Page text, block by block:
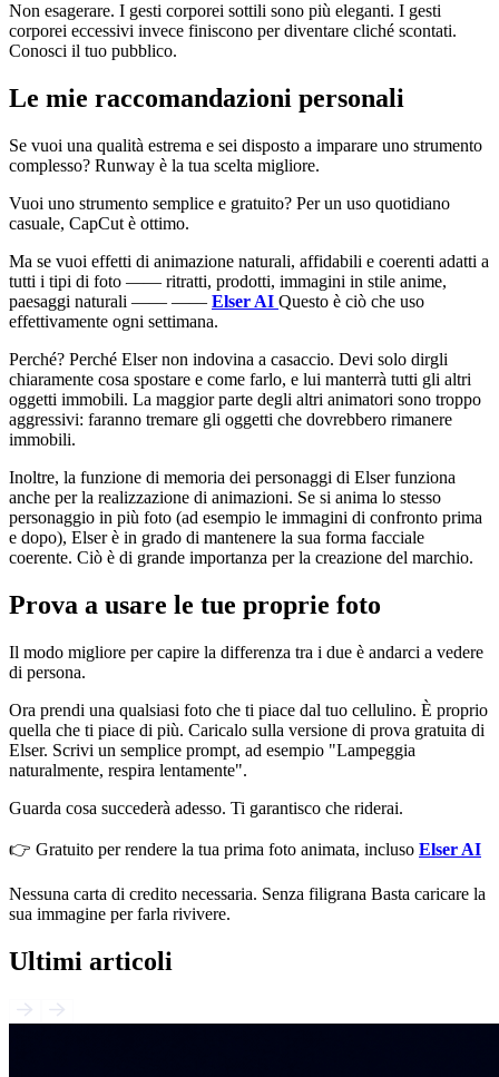
Non esagerare. I gesti corporei sottili sono più eleganti. I gesti
corporei eccessivi invece finiscono per diventare cliché scontati.
Conosci il tuo pubblico.
Le mie raccomandazioni personali
Se vuoi una qualità estrema e sei disposto a imparare uno strumento
complesso? Runway è la tua scelta migliore.
Vuoi uno strumento semplice e gratuito? Per un uso quotidiano
casuale, CapCut è ottimo.
Ma se vuoi effetti di animazione naturali, affidabili e coerenti adatti a
tutti i tipi di foto —— ritratti, prodotti, immagini in stile anime,
paesaggi naturali —— —— Elser AI Questo è ciò che uso
effettivamente ogni settimana.
Perché? Perché Elser non indovina a casaccio. Devi solo dirgli
chiaramente cosa spostare e come farlo, e lui manterrà tutti gli altri
oggetti immobili. La maggior parte degli altri animatori sono troppo
aggressivi: faranno tremare gli oggetti che dovrebbero rimanere
immobili.
Inoltre, la funzione di memoria dei personaggi di Elser funziona
anche per la realizzazione di animazioni. Se si anima lo stesso
personaggio in più foto (ad esempio le immagini di confronto prima
e dopo), Elser è in grado di mantenere la sua forma facciale
coerente. Ciò è di grande importanza per la creazione del marchio.
Prova a usare le tue proprie foto
Il modo migliore per capire la differenza tra i due è andarci a vedere
di persona.
Ora prendi una qualsiasi foto che ti piace dal tuo cellulino. È proprio
quella che ti piace di più. Caricalo sulla versione di prova gratuita di
Elser. Scrivi un semplice prompt, ad esempio "Lampeggia
naturalmente, respira lentamente".
Guarda cosa succederà adesso. Ti garantisco che riderai.
👉 Gratuito per rendere la tua prima foto animata, incluso Elser AI
Nessuna carta di credito necessaria. Senza filigrana Basta caricare la
sua immagine per farla rivivere.
Ultimi articoli